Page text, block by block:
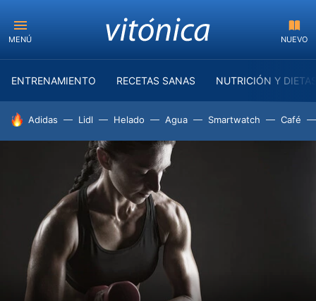
MENÚ NUEVO
ENTRENAMIENTO RECETAS SANAS NUTRICIÓN Y
HOY SE HABLA DE
Adidas Lidl Helado Agua Smartwatch Café